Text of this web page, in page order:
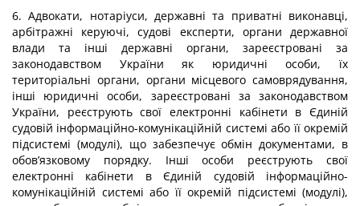
6. Адвокати, нотаріуси, державні та приватні виконавці,
арбітражні керуючі, судові експерти, органи державної
влади та інші державні органи, зареєстровані за
законодавством України як юридичні особи, їх
територіальні органи, органи місцевого самоврядування,
інші юридичні особи, зареєстровані за законодавством
України, реєструють свої електронні кабінети в Єдиній
судовій інформаційно-комунікаційній системі або її окремій
підсистемі (модулі), що забезпечує обмін документами, в
обов’язковому порядку. Інші особи реєструють свої
електронні кабінети в Єдиній судовій інформаційно-
комунікаційній системі або її окремій підсистемі (модулі),